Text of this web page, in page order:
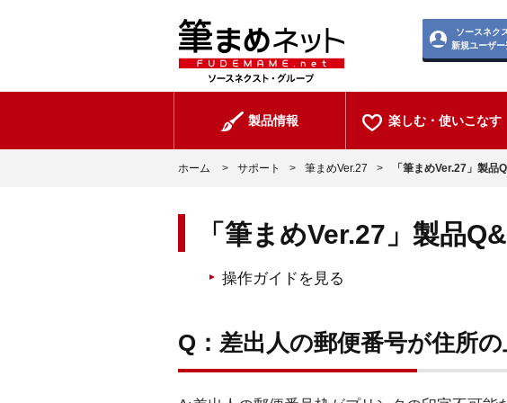
ソースネク
新規ユーザー
製品情報 楽しむ・使いこなす
ホーム > サポート > 筆まめVer.27 > 「筆まめVer.27」製品
「筆まめVer.27」製品
操作ガイドを見る
Q：差出人の郵便番号が住所